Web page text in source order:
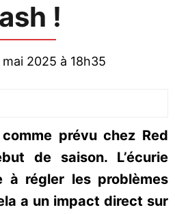
!
mai 2025 à 18h35
prévu chez Red
de saison. L’écurie
à régler les problèmes
a un impact direct sur